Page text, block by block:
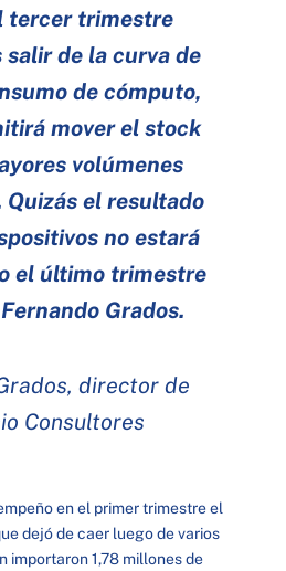
tercer trimestre
salir de la curva de
de cómputo,
mover el stock
volúmenes
el resultado
no estará
el último trimestre
Grados.
director de
Consultores
en el primer trimestre el
dejó de caer luego de varios
importaron 1,78 millones de